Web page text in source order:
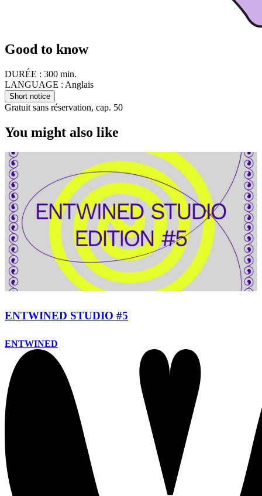
Good to know
DURÉE : 300 min.
LANGUAGE : Anglais
Short notice
Gratuit sans réservation, cap. 50
You might also like
ENTWINED STUDIO #5
ENTWINED